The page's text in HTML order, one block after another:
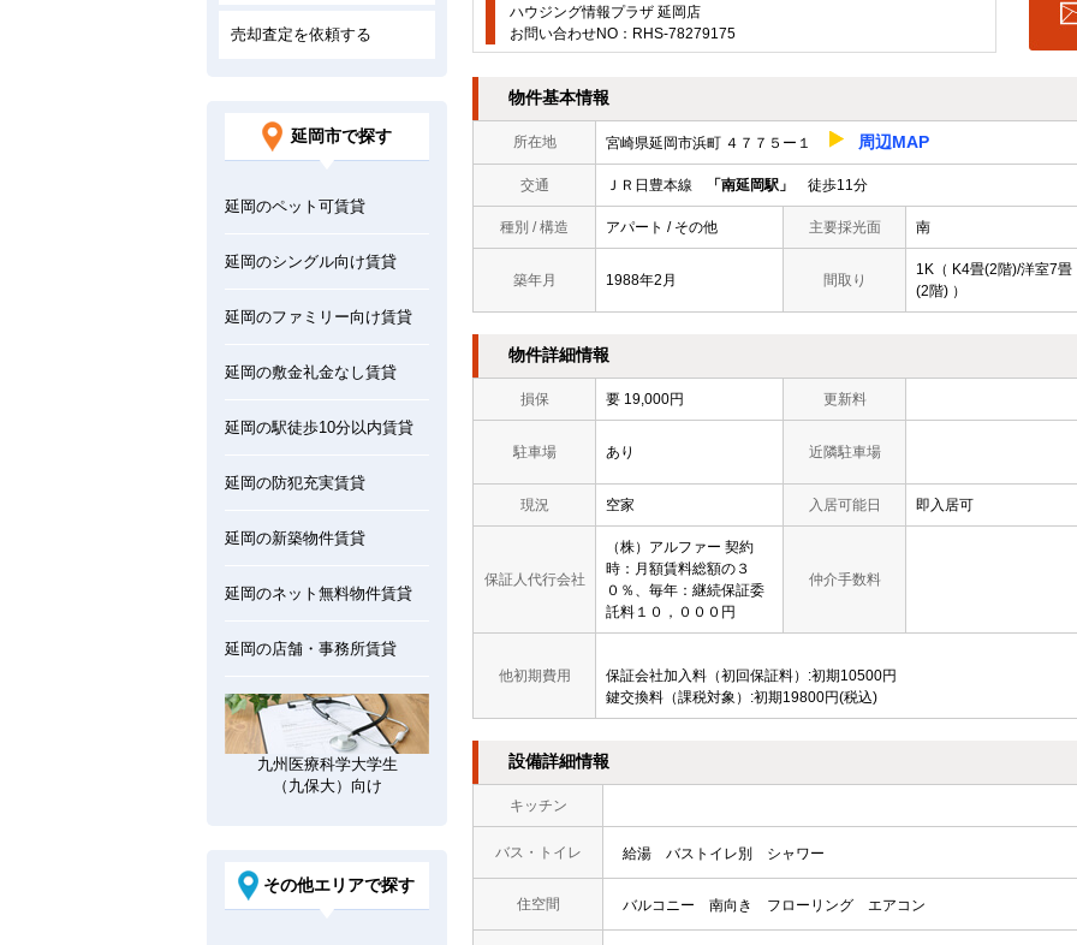
ハウジング情報プラザ 延岡店
お問い合わせNO：RHS-78279175
物件基本情報
所在地 宮崎県延岡市浜町 ４７７５ー１ 周辺MAP
交通 ＪＲ日豊本線 「南延岡駅」 徒歩11分
種別 / 構造 アパート / その他 主要採光面 南
築年月 1988年2月 間取り
1K（ K4畳(2階)/洋室7畳
(2階) ）
物件詳細情報
損保 要 19,000円 更新料
駐車場 あり 近隣駐車場
現況 空家 入居可能日 即入居可
保証人代行会社
（株）アルファー 契約
時：月額賃料総額の３
０％、毎年：継続保証委
託料１０，０００円
仲介手数料
他初期費用
保証会社加入料（初回保証料）:初期10500円
鍵交換料（課税対象）:初期19800円(税込)
設備詳細情報
キッチン
バス・トイレ 給湯 バストイレ別 シャワー
住空間 バルコニー 南向き フローリング エアコン
売却査定を依頼する
延岡市で探す
延岡のペット可賃貸
延岡のシングル向け賃貸
延岡のファミリー向け賃貸
延岡の敷金礼金なし賃貸
延岡の駅徒歩10分以内賃貸
延岡の防犯充実賃貸
延岡の新築物件賃貸
延岡のネット無料物件賃貸
延岡の店舗・事務所賃貸
九州医療科学大学生
（九保大）向け
その他エリアで探す